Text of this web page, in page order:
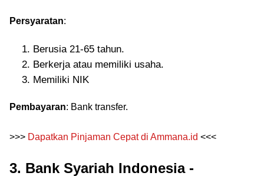
Persyaratan:
Berusia 21-65 tahun.
Berkerja atau memiliki usaha.
Memiliki NIK
Pembayaran: Bank transfer.
>>> Dapatkan Pinjaman Cepat di Ammana.id <<<
3. Bank Syariah Indonesia -